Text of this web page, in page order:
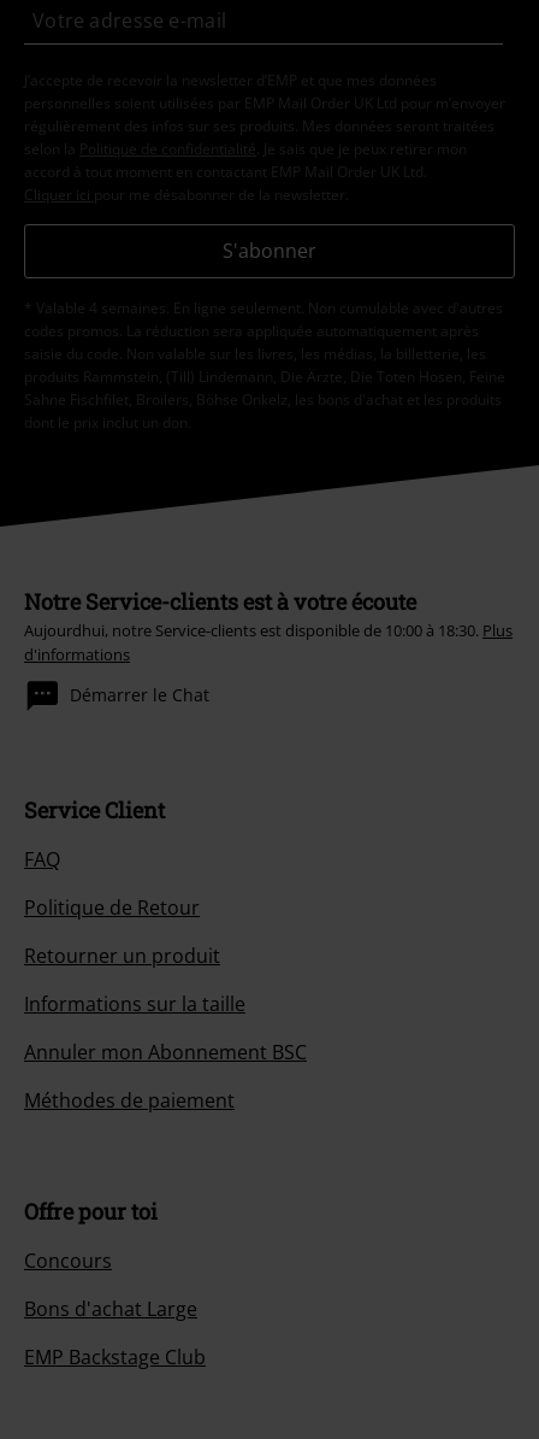
J’accepte de recevoir la newsletter d’EMP et que mes données
personnelles soient utilisées par EMP Mail Order UK Ltd pour m’envoyer
régulièrement des infos sur ses produits. Mes données seront traitées
selon la
Politique de confidentialité . Je sais que je peux retirer mon
accord à tout moment en contactant EMP Mail Order UK Ltd.
Cliquer ici pour me désabonner de la newsletter.
S'abonner
* Valable 4 semaines. En ligne seulement. Non cumulable avec d'autres
codes promos. La réduction sera appliquée automatiquement après
saisie du code. Non valable sur les livres, les médias, la billetterie, les
produits Rammstein, (Till) Lindemann, Die Ärzte, Die Toten Hosen, Feine
Sahne Fischfilet, Broilers, Böhse Onkelz, les bons d'achat et les produits
dont le prix inclut un don.
Notre Service-clients est à votre écoute
Aujourdhui, notre Service-clients est disponible de 10:00 à 18:30. Plus
d'informations
Démarrer le Chat
Service Client
FAQ
Politique de Retour
Retourner un produit
Informations sur la taille
Annuler mon Abonnement BSC
Méthodes de paiement
Offre pour toi
Concours
Bons d'achat Large
EMP Backstage Club